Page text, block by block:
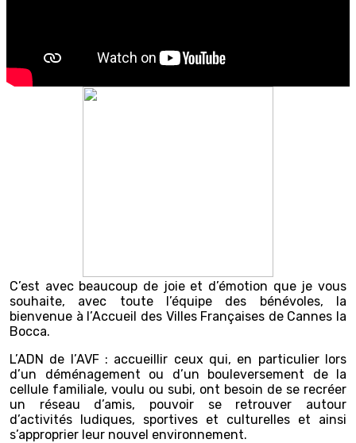
C’est avec beaucoup de joie et d’émotion que je vous
souhaite, avec toute l’équipe des bénévoles, la
bienvenue à l’Accueil des Villes Françaises de Cannes la
Bocca.
L’ADN de l’AVF : accueillir ceux qui, en particulier lors
d’un déménagement ou d’un bouleversement de la
cellule familiale, voulu ou subi, ont besoin de se recréer
un réseau d’amis, pouvoir se retrouver autour
d’activités ludiques, sportives et culturelles et ainsi
s’approprier leur nouvel environnement.